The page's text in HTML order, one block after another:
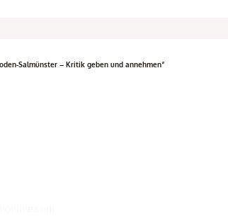
Salmünster – Kritik geben und annehmen“